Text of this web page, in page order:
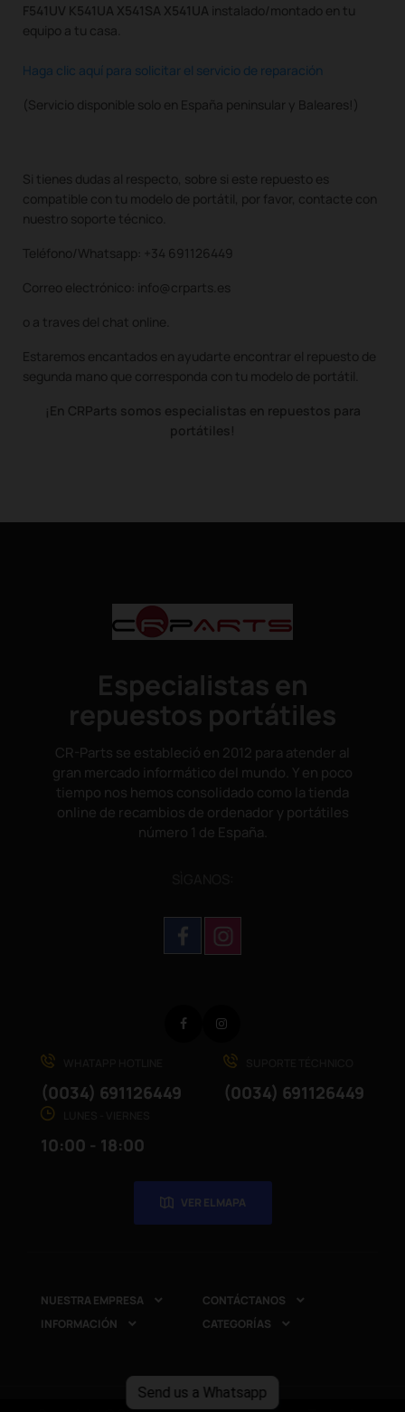
Send us a Whatsapp
F541UV K541UA X541SA X541UA instalado/montado en tu
equipo a tu casa.
Haga clic aquí para solicitar el servicio de reparación
(Servicio disponible solo en España peninsular y Baleares!)
Si tienes dudas al respecto, sobre si este repuesto es
compatible con tu modelo de portátil, por favor, contacte con
nuestro soporte técnico.
Teléfono/Whatsapp: +34 691126449
Correo electrónico: info@crparts.es
o a traves del chat online.
Estaremos encantados en ayudarte encontrar el repuesto de
segunda mano que corresponda con tu modelo de portátil.
¡En CRParts somos especialistas en repuestos para
portátiles!
Especialistas en
repuestos portátiles
CR-Parts se estableció en 2012 para atender al
gran mercado informático del mundo. Y en poco
tiempo nos hemos consolidado como la tienda
online de recambios de ordenador y portátiles
número 1 de España.
(0034) 691126449 (0034) 691126449
10:00 - 18:00
VER EL MAPA
Facebook
NUESTRA EMPRESA  CONTÁCTANOS 
INFORMACIÓN  CATEGORÍAS 